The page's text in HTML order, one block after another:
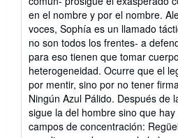
en el nombre y por el nombre.
voces, Sophía es un llamado
no son todos los frentes- a
para eso tienen que tomar
heterogeneidad. Ocurre que el
por mentir, sino por no tener
Ningún Azul Pálido. Después de
sigue la del hombre sino que
campos de concentración: